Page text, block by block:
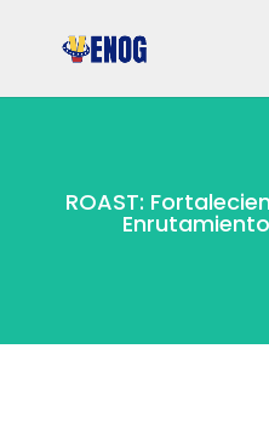
ROAST: